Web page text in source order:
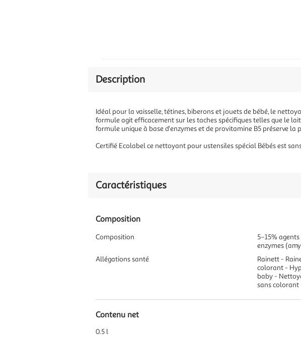
Description
Idéal pour la vaisselle, tétines, biberons et jouets de bébé, le
formule agit efficacement sur les taches spécifiques telles que le
formule unique à base d'enzymes et de provitamine B5 préserve la
Certifié Ecolabel ce nettoyant pour ustensiles spécial Bébés est
Caractéristiques
Composition
Composition
5–15%
enzymes
Allégations santé
Rainett -
colorant -
baby -
sans colorant
Contenu net
0.5 l